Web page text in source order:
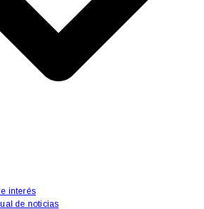
interés
de noticias